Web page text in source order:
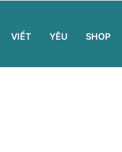
VIẾT YÊU SHOP